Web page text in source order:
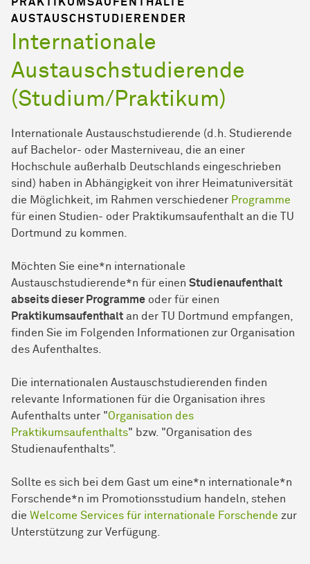
AUSTAUSCHSTUDIERENDER
Internationale
Austauschstudierende
(Studium/Praktikum)
Internationale Austauschstudierende (d.h. Studierende
auf Bachelor- oder Masterniveau, die an einer
Hochschule außerhalb Deutschlands eingeschrieben
sind) haben in Abhängigkeit von ihrer Heimatuniversität
die Möglichkeit, im Rahmen verschiedener Programme
für einen Studien- oder Praktikumsaufenthalt an die TU
Dortmund zu kommen.
Möchten Sie eine*n internationale
Austauschstudierende*n für einen Studienaufenthalt
abseits dieser Programme oder für einen
Praktikumsaufenthalt an der TU Dortmund empfangen,
finden Sie im Folgenden Informationen zur Organisation
des Aufenthaltes.
Die internationalen Austauschstudierenden finden
relevante Informationen für die Organisation ihres
Aufenthalts unter "Organisation des
Praktikumsaufenthalts" bzw. "Organisation des
Studienaufenthalts".
Sollte es sich bei dem Gast um eine*n internationale*n
Forschende*n im Promotionsstudium handeln, stehen
die Welcome Services für internationale Forschende zur
Unterstützung zur Verfügung.